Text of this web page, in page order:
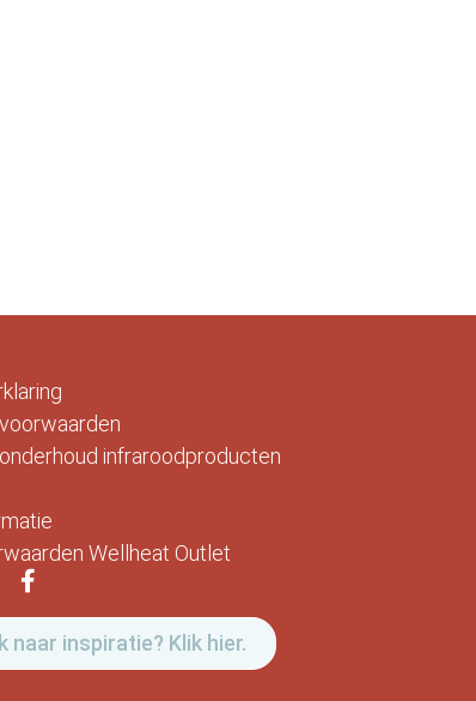
infraroodproducten
Wellheat Outlet
naar inspiratie? Klik hier.